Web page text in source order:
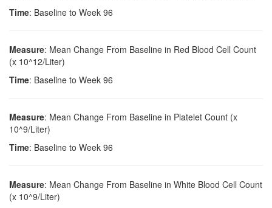
Time: Baseline to Week 96
Measure: Mean Change From Baseline in Red Blood Cell Count
(x 10^12/Liter)
Time: Baseline to Week 96
Measure: Mean Change From Baseline in Platelet Count (x
10^9/Liter)
Time: Baseline to Week 96
Measure: Mean Change From Baseline in White Blood Cell Count
(x 10^9/Liter)